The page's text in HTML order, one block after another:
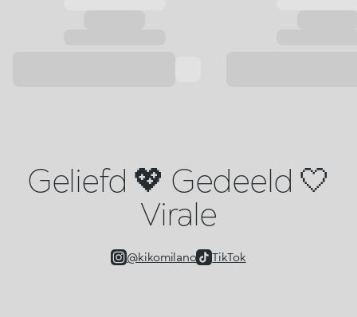
Geliefd 💖 Gedeeld 🤍
Virale
@kikomilano TikTok